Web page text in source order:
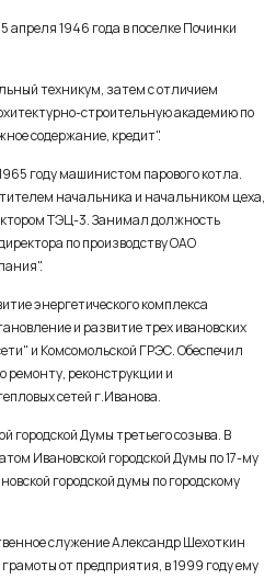
апреля 1946 года в поселке Починки
техникум, затем с отличием
строительную академию по
содержание, кредит".
году машинистом парового котла.
начальника и начальником цеха,
ТЭЦ-3. Занимал должность
по производству ОАО
энергетического комплекса
и развитие трех ивановских
и Комсомольской ГРЭС. Обеспечил
ремонту, реконструкции и
сетей г.Иванова.
городской Думы третьего созыва. В
Ивановской городской Думы по 17-му
городской думы по городскому
служение Александр Шехоткин
от предприятия, в 1999 году ему